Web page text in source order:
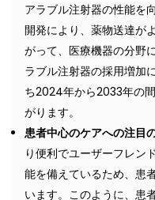
アラブル注射器の性能を
開発により、薬物送達が
がって、医療機器の分野
ラブル注射器の採用増加
ち2024年から2033年の
がります。
患者中心のケアへの注目
り便利でユーザーフレン
能を備えているため、患
います。このように、患